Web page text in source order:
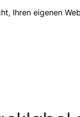
Ihren eigenen